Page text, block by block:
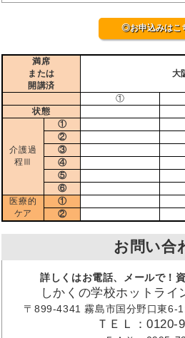
◎お申込みはこ
満席
または
開講済
大
①
状態
介護過
程Ⅲ
①
②
③
④
⑤
⑥
医療的
ケア
①
②
お問い合
詳しくはお電話、メールで！
しかくの学校ホットラ
〒899-4341 霧島市国分野口東6-
ＴＥＬ：0120-